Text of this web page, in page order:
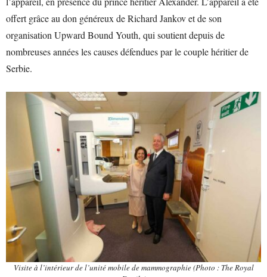
offert grâce au don généreux de Richard Jankov et de son
organisation Upward Bound Youth, qui soutient depuis de
nombreuses années les causes défendues par le couple héritier de
Serbie.
Visite à l’intérieur de l’unité mobile de mammographie (Photo : The Royal